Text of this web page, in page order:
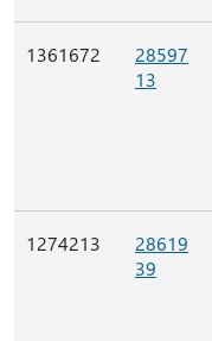
1361672
28597
13
1274213
28619
39